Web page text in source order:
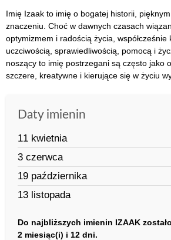
Imię Izaak to imię o bogatej historii,
znaczeniu. Choć w dawnych czasach
optymizmem i radością życia, współcześnie
uczciwością, sprawiedliwością, pomocą i
noszący to imię postrzegani są często jako
szczere, kreatywne i kierujące się w życiu
Daty imienin
11 kwietnia
3 czerwca
19 października
13 listopada
Do najbliższych imienin IZAAK
2 miesiąc(i) i 12 dni.